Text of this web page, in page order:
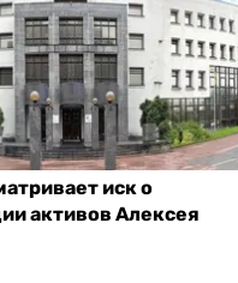
иск о
активов Алексея